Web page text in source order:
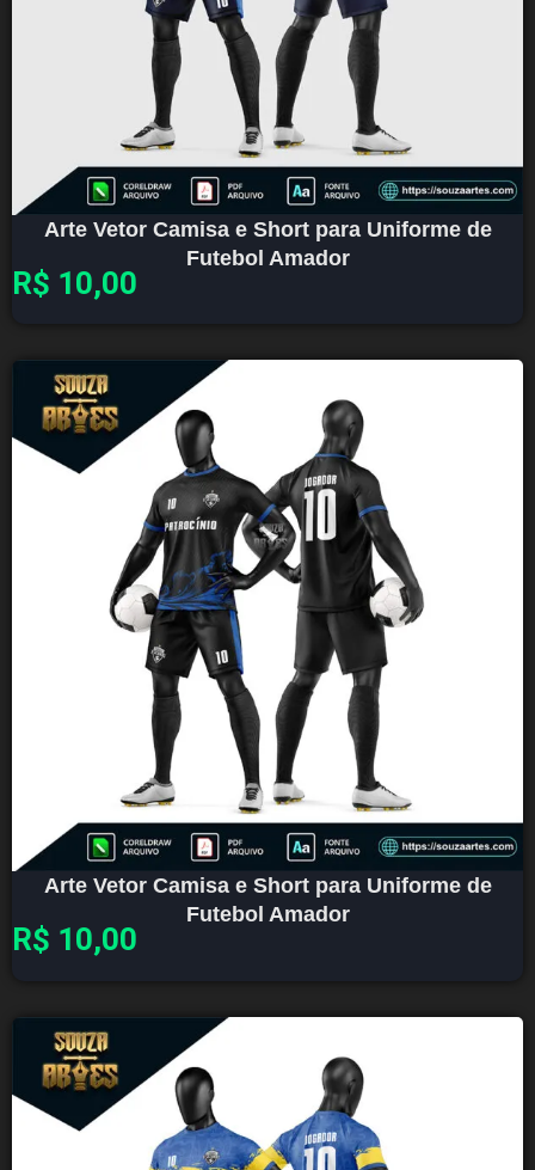
Arte Vetor Camisa e Short para Uniforme de
Futebol Amador
R$ 10,00
Arte Vetor Camisa e Short para Uniforme de
Futebol Amador
R$ 10,00